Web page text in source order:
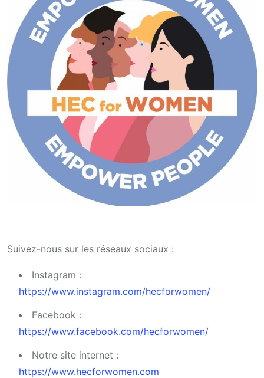
Suivez-nous sur les réseaux sociaux :
Instagram :
https://www.instagram.com/hecforwomen/
Facebook :
https://www.facebook.com/hecforwomen/
Notre site internet :
https://www.hecforwomen.com